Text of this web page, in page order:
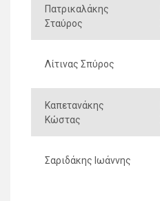
Πατρικαλάκης
Σταύρος
Λίτινας Σπύρος
Καπετανάκης
Κώστας
Σαριδάκης Ιωάννης